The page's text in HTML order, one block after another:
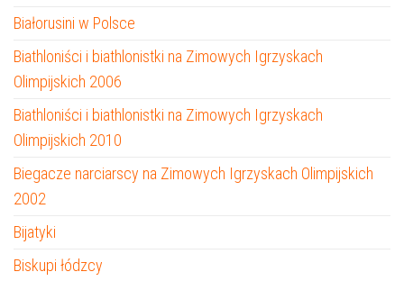
Białorusini w Polsce
Biathloniści i biathlonistki na Zimowych Igrzyskach
Olimpijskich 2006
Biathloniści i biathlonistki na Zimowych Igrzyskach
Olimpijskich 2010
Biegacze narciarscy na Zimowych Igrzyskach Olimpijskich
2002
Bijatyki
Biskupi łódzcy